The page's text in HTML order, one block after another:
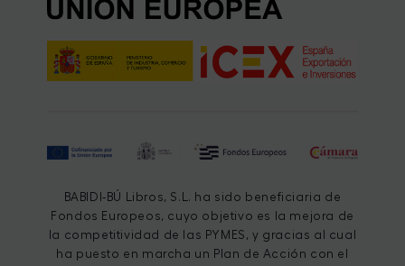
BABIDI-BÚ Libros, S.L. ha sido beneficiaria de
Fondos Europeos, cuyo objetivo es la mejora de
la competitividad de las PYMES, y gracias al cual
ha puesto en marcha un Plan de Acción con el